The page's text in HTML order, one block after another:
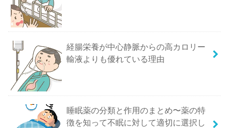
経腸栄養が中心静脈からの高カロリー
輸液よりも優れている理由
睡眠薬の分類と作用のまとめ〜薬の特
徴を知って不眠に対して適切に選択し